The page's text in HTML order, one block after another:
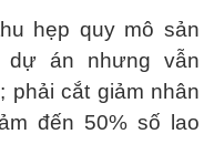
hẹp quy mô sản
dự án nhưng vẫn
phải cắt giảm nhân
đến 50% số lao